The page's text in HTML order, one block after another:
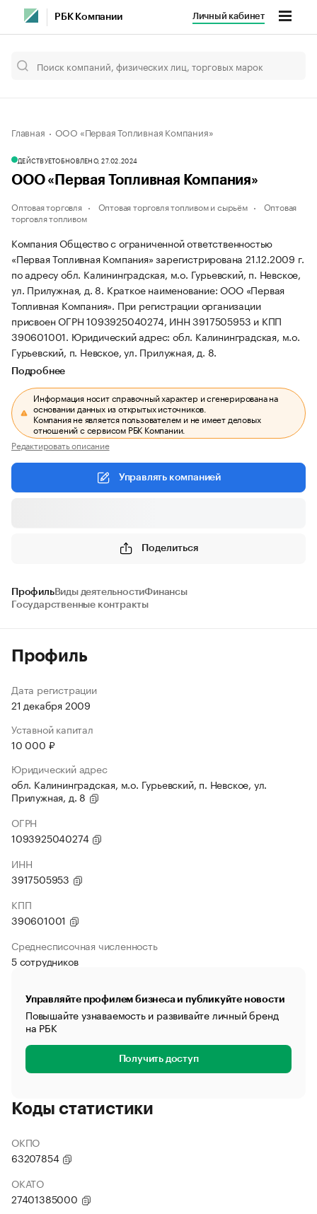
РБК Компании Личный кабинет
Главная ООО «Первая Топливная Компания»
ДЕЙСТВУЕТОБНОВЛЕНО, 27.02.2024
ООО «Первая Топливная Компания»
Оптовая торговля Оптовая торговля топливом и сырьём
Оптовая
торговля топливом
Компания Общество с ограниченной ответственностью
«Первая Топливная Компания» зарегистрирована 21.12.2009 г.
по адресу обл. Калининградская, м.о. Гурьевский, п. Невское,
ул. Прилужная, д. 8. Краткое наименование: ООО «Первая
Топливная Компания». При регистрации организации
присвоен ОГРН 1093925040274, ИНН 3917505953 и КПП
390601001. Юридический адрес: обл. Калининградская, м.о.
Гурьевский, п. Невское, ул. Прилужная, д. 8.
Подробнее
Информация носит справочный характер и сгенерирована на
основании данных из открытых источников.
Компания не является пользователем и не имеет деловых
отношений с сервисом РБК Компании.
Редактировать описание
Управлять компанией
Поделиться
ПрофильВиды деятельностиФинансы
Государственные контракты
Профиль
Дата регистрации
21 декабря 2009
Уставной капитал
10 000 ₽
Юридический адрес
обл. Калининградская, м.о. Гурьевский, п. Невское, ул.
Прилужная, д. 8
ОГРН
1093925040274
ИНН
3917505953
КПП
390601001
Среднесписочная численность
5 сотрудников
Управляйте профилем бизнеса и публикуйте новости
Повышайте узнаваемость и развивайте личный бренд
на РБК
Получить доступ
Коды статистики
ОКПО
63207854
ОКАТО
27401385000